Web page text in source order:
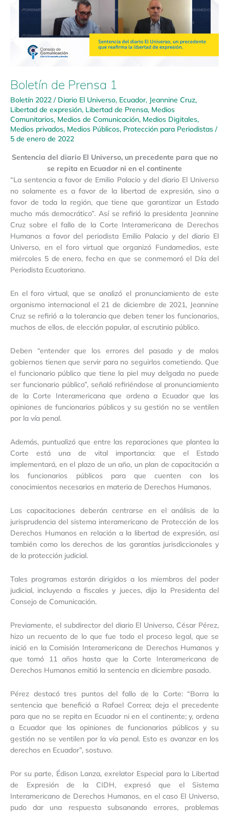
Boletín de Prensa 1
Boletín 2022 / Diario El Universo, Ecuador, Jeannine Cruz,
Libertad de expresión, Libertad de Prensa, Medios
Comunitarios, Medios de Comunicación, Medios Digitales,
Medios privados, Medios Públicos, Protección para Periodistas /
5 de enero de 2022
Sentencia del diario El Universo, un precedente para que no
se repita en Ecuador ni en el continente
“La sentencia a favor de Emilio Palacio y del diario El Universo
no solamente es a favor de la libertad de expresión, sino a
favor de toda la región, que tiene que garantizar un Estado
mucho más democrático”. Así se refirió la presidenta Jeannine
Cruz sobre el fallo de la Corte Interamericana de Derechos
Humanos a favor del periodista Emilio Palacio y del diario El
Universo, en el foro virtual que organizó Fundamedios, este
miércoles 5 de enero, fecha en que se conmemoró el Día del
Periodista Ecuatoriano.
En el foro virtual, que se analizó el pronunciamiento de este
organismo internacional el 21 de diciembre de 2021, Jeannine
Cruz se refirió a la tolerancia que deben tener los funcionarios,
muchos de ellos, de elección popular, al escrutinio público.
Deben “entender que los errores del pasado y de malos
gobiernos tienen que servir para no seguirlos cometiendo. Que
el funcionario público que tiene la piel muy delgada no puede
ser funcionario público”, señaló refiriéndose al pronunciamiento
de la Corte Interamericana que ordena a Ecuador que las
opiniones de funcionarios públicos y su gestión no se ventilen
por la vía penal.
Además, puntualizó que entre las reparaciones que plantea la
Corte está una de vital importancia: que el Estado
implementará, en el plazo de un año, un plan de capacitación a
los funcionarios públicos para que cuenten con los
conocimientos necesarios en materia de Derechos Humanos.
Las capacitaciones deberán centrarse en el análisis de la
jurisprudencia del sistema interamericano de Protección de los
Derechos Humanos en relación a la libertad de expresión, así
también como los derechos de las garantías jurisdiccionales y
de la protección judicial.
Tales programas estarán dirigidos a los miembros del poder
judicial, incluyendo a fiscales y jueces, dijo la Presidenta del
Consejo de Comunicación.
Previamente, el subdirector del diario El Universo, César Pérez,
hizo un recuento de lo que fue todo el proceso legal, que se
inició en la Comisión Interamericana de Derechos Humanos y
que tomó 11 años hasta que la Corte Interamericana de
Derechos Humanos emitió la sentencia en diciembre pasado.
Pérez destacó tres puntos del fallo de la Corte: “Borra la
sentencia que benefició a Rafael Correa; deja el precedente
para que no se repita en Ecuador ni en el continente; y, ordena
a Ecuador que las opiniones de funcionarios públicos y su
gestión no se ventilen por la vía penal. Esto es avanzar en los
derechos en Ecuador”, sostuvo.
Por su parte, Édison Lanza, exrelator Especial para la Libertad
de Expresión de la CIDH, expresó que el Sistema
Interamericano de Derechos Humanos, en el caso El Universo,
pudo dar una respuesta subsanando errores, problemas